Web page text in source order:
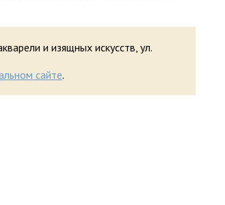
и изящных искусств, ул.
сайте.